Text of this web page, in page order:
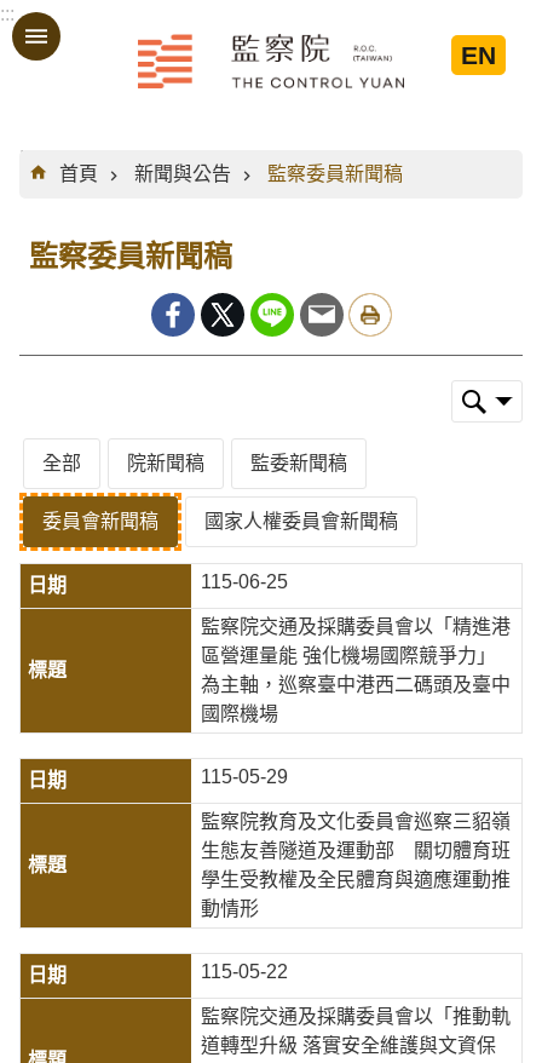
跳到主要內容區塊
:::
EN
:::
首頁
新聞與公告 監察委員新聞稿
監察委員新聞稿
全部 院新聞稿 監委新聞稿
委員會新聞稿 國家人權委員會新聞稿
115-06-25
監察院交通及採購委員會以「精進港
區營運量能 強化機場國際競爭力」
為主軸，巡察臺中港西二碼頭及臺中
國際機場
115-05-29
監察院教育及文化委員會巡察三貂嶺
生態友善隧道及運動部 關切體育班
學生受教權及全民體育與適應運動推
動情形
115-05-22
監察院交通及採購委員會以「推動軌
道轉型升級 落實安全維護與文資保